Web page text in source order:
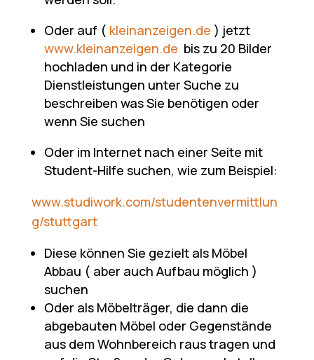
Oder auf ( kleinanzeigen.de ) jetzt
www.kleinanzeigen.de bis zu 20 Bilder
hochladen und in der Kategorie
Dienstleistungen unter Suche zu
beschreiben was Sie benötigen oder
wenn Sie suchen
Oder im Internet nach einer Seite mit
Student-Hilfe suchen, wie zum Beispiel:
www.studiwork.com/studentenvermittlun
g/stuttgart
Diese können Sie gezielt als Möbel
Abbau ( aber auch Aufbau möglich )
suchen
Oder als Möbelträger, die dann die
abgebauten Möbel oder Gegenstände
aus dem Wohnbereich raus tragen und